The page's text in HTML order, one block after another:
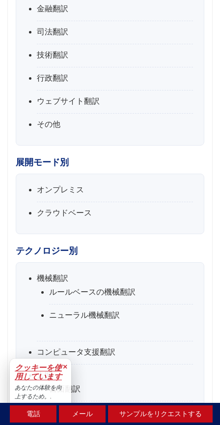
金融翻訳
司法翻訳
技術翻訳
行政翻訳
ウェブサイト翻訳
その他
展開モード別
オンプレミス
クラウドベース
テクノロジー別
機械翻訳
ルールベースの機械翻訳
ニューラル機械翻訳
コンピュータ支援翻訳
人間
書面翻訳
通訳翻訳
電話 メール サンプルをリクエストする
クッキーを使
用しています
×
あなたの体験を向
上するため。.
受け入れる